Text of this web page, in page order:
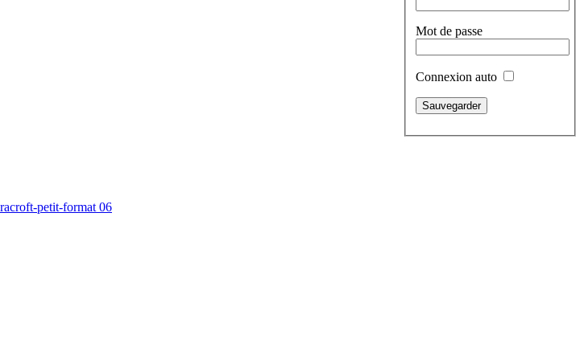
Mot de passe
Connexion auto